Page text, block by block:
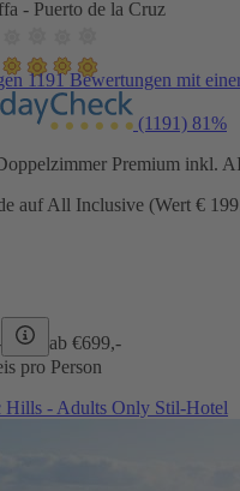
- Puerto de la Cruz
1191 Bewertungen mit
(1191) 81%
Premium inkl.
auf All Inclusive (Wert €
ab €699,-
pro Person
- Adults Only Stil-Hotel